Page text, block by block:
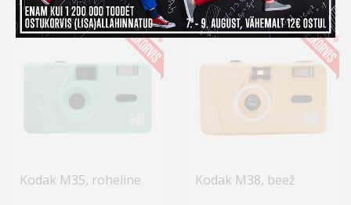
Kodak M35, roheline
-20%
Kodak M38, beež
-18%